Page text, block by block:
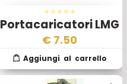
Portacaricatori LMG
100 Esercito Inglese
€ 7.50